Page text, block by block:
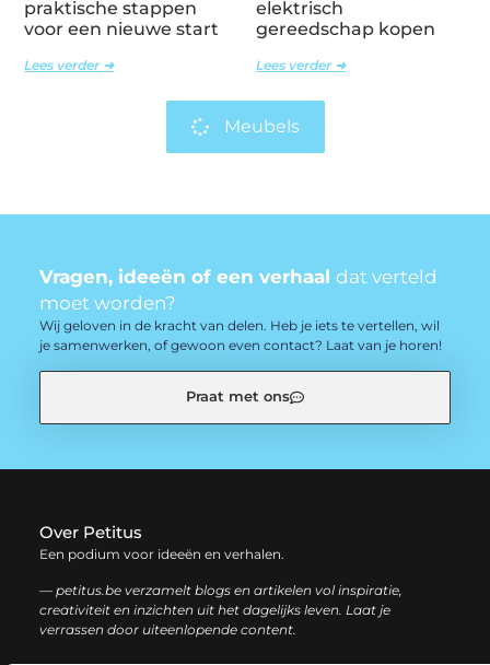
praktische stappen
voor een nieuwe start
Lees verder ➜
elektrisch
gereedschap kopen
Lees verder ➜
Meubels
Vragen, ideeën of een verhaal dat verteld
moet worden?
Wij geloven in de kracht van delen. Heb je iets te vertellen, wil
je samenwerken, of gewoon even contact? Laat van je horen!
Praat met ons
Over Petitus
Een podium voor ideeën en verhalen.
— petitus.be verzamelt blogs en artikelen vol inspiratie,
creativiteit en inzichten uit het dagelijks leven. Laat je
verrassen door uiteenlopende content.